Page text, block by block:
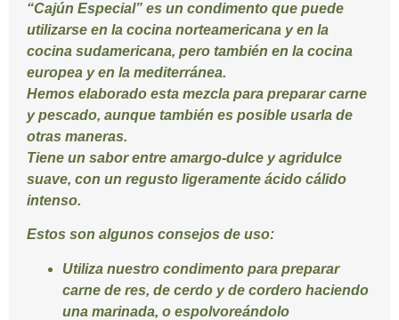
“Cajún Especial” es un condimento que puede
utilizarse en la cocina norteamericana y en la
cocina sudamericana, pero también en la cocina
europea y en la mediterránea.
Hemos elaborado esta mezcla para preparar carne
y pescado, aunque también es posible usarla de
otras maneras.
Tiene un sabor entre amargo-dulce y agridulce
suave, con un regusto ligeramente ácido cálido
intenso.
Estos son algunos consejos de uso:
Utiliza nuestro condimento para preparar
carne de res, de cerdo y de cordero haciendo
una marinada, o espolvoreándolo